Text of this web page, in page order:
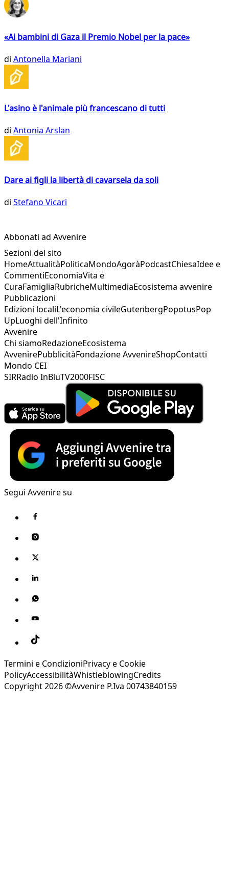
«Ai bambini di Gaza il Premio Nobel per la pace»
di Antonella Mariani
L'asino è l'animale più francescano di tutti
di Antonia Arslan
Dare ai figli la libertà di cavarsela da soli
di Stefano Vicari
Abbonati ad Avvenire
Sezioni del sito
HomeAttualitàPoliticaMondoAgoràPodcastChiesaIdee e
CommentiEconomiaVita e
CuraFamigliaRubricheMultimediaEcosistema avvenire
Pubblicazioni
Edizioni localiL'economia civileGutenbergPopotusPop
UpLuoghi dell'Infinito
Avvenire
Chi siamoRedazioneEcosistema
AvvenirePubblicitàFondazione AvvenireShopContatti
Mondo CEI
SIRRadio InBluTV2000FISC
Segui Avvenire su
Termini e CondizioniPrivacy e Cookie
PolicyAccessibilitàWhistleblowingCredits
Copyright 2026 ©Avvenire P.Iva 00743840159